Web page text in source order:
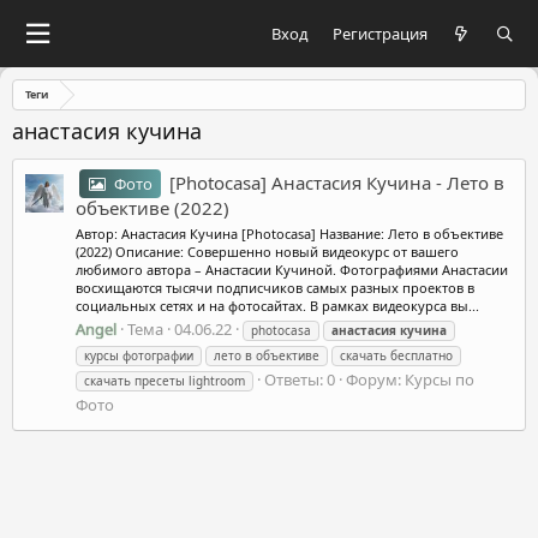
Вход Регистрация
Теги
анастасия кучина
Фото
[Photocasa] Анастасия Кучина - Лето в
объективе (2022)
Автор: Анастасия Кучина [Photocasa] Название: Лето в объективе
(2022) Описание: Совершенно новый видеокурс от вашего
любимого автора – Анастасии Кучиной. Фотографиями Анастасии
восхищаются тысячи подписчиков самых разных проектов в
социальных сетях и на фотосайтах. В рамках видеокурса вы...
Angel Тема 04.06.22 photocasa анастасия кучина
курсы фотографии
лето в объективе
скачать бесплатно
скачать пресеты lightroom
Ответы: 0 Форум: Курсы по
Фото